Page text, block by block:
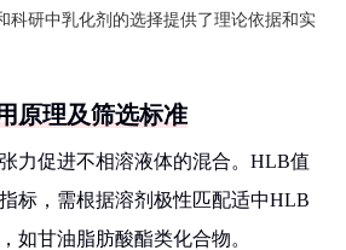
科研中乳化剂的选择提供了理论依据和实
原理及筛选标准
力促进不相溶液体的混合。HLB值
标，需根据溶剂极性匹配适中HLB
如甘油脂肪酸酯类化合物。